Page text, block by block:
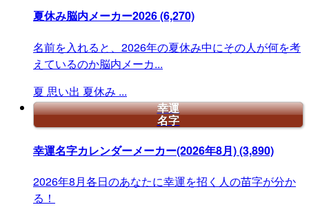
夏休み脳内メーカー2026(6,270)
名前を入れると、2026年の夏休み中にその人が何を考
えているのか脳内メーカ...
夏 思い出 夏休み ...
幸運
名字
幸運名字カレンダーメーカー(2026年8月)(3,890)
2026年8月各日のあなたに幸運を招く人の苗字が分か
る！